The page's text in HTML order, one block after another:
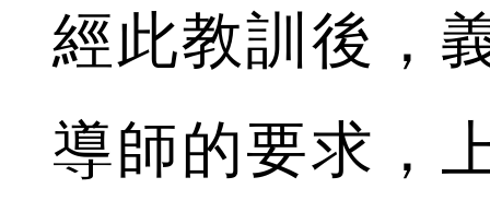
經此教訓後，
導師的要求，